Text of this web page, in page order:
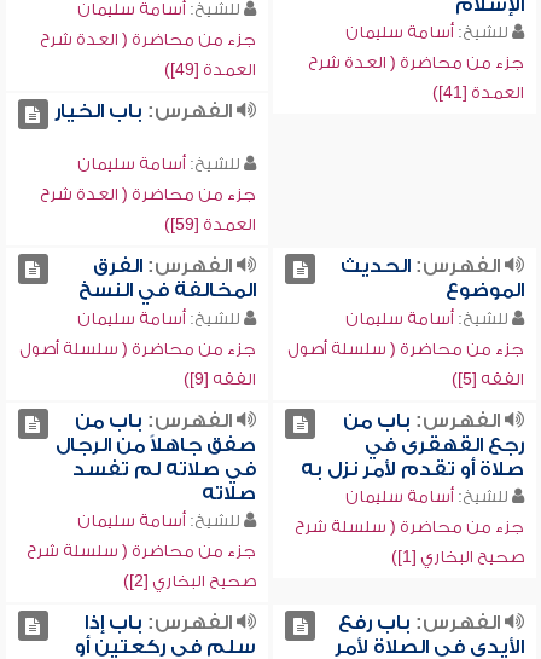
الإسلام
للشيخ: أسامة سليمان
جزء من محاضرة ( العدة شرح
العمدة [41])
للشيخ: أسامة سليمان
جزء من محاضرة ( العدة شرح
العمدة [49])
الفهرس: باب الخيار
للشيخ: أسامة سليمان
جزء من محاضرة ( العدة شرح
العمدة [59])
الفهرس:الحديث
الموضوع
للشيخ: أسامة سليمان
جزء من محاضرة ( سلسلة أصول
الفقه [5])
الفهرس:الفرق
المخالفة في النسخ
للشيخ: أسامة سليمان
جزء من محاضرة ( سلسلة أصول
الفقه [9])
الفهرس: باب من
رجع القهقرى في
صلاة أو تقدم لأمر نزل به
للشيخ: أسامة سليمان
جزء من محاضرة ( سلسلة شرح
صحيح البخاري [1])
الفهرس: باب من
صفق جاهلاً من الرجال
في صلاته لم تفسد
صلاته
للشيخ: أسامة سليمان
جزء من محاضرة ( سلسلة شرح
صحيح البخاري [2])
الفهرس: باب رفع
الأيدي في الصلاة لأمر
الفهرس: باب إذا
سلم في ركعتين أو